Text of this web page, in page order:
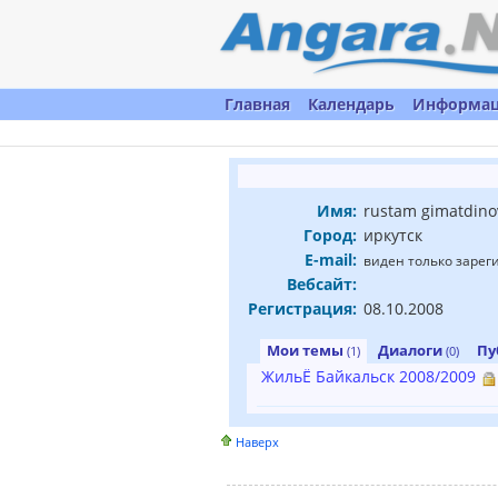
Главная Календарь
Имя: rustam
Город: иркутск
E-mail: виден только
Вебсайт:
Регистрация: 08.10.2008
Мои темы (1) Диалоги (0)
ЖильЁ Байкальск 2008/2009
Наверх